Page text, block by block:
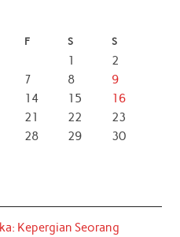
F S S
1
2
7 8
9
14 15
16
21 22
23
28 29
30
Kepergian Seorang